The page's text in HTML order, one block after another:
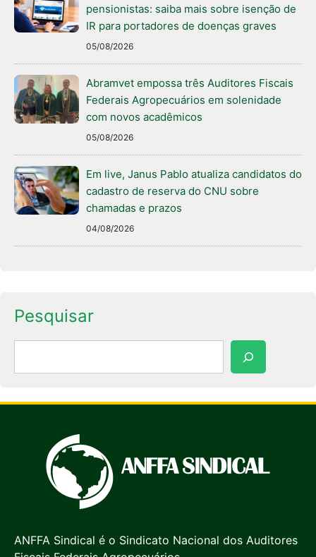
pensionistas: saiba mais sobre isenção de
IR para portadores de doenças graves
05/08/2026
Abramvet empossa três Auditores Fiscais
Federais Agropecuários em solenidade
com novos acadêmicos
05/08/2026
Em live, Janus Pablo atualiza candidatos do
cadastro de reserva do CNU sobre
chamadas e prazos
04/08/2026
Pesquisar
ANFFA Sindical é o Sindicato Nacional dos Auditores